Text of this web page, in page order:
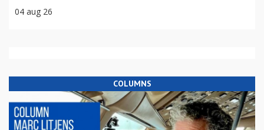
04 aug 26
COLUMNS